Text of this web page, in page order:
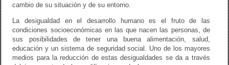
cambio de su situación y de su entorno.
La desigualdad en el desarrollo humano es el fruto de las
condiciones socioeconómicas en las que nacen las personas, de
sus posibilidades de tener una buena alimentación, salud,
educación y un sistema de seguridad social. Uno de los mayores
medios para la reducción de estas desigualdades se da a través